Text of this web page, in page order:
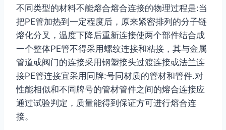
不同类型的材料不能熔合熔合连接的物理过程是:当
把PE管加热到一定程度后，原来紧密排列的分子链
熔化分叉，温度下降后重新连接使两个部件结合成
一个整体PE管不得采用螺纹连接和粘接，其与金属
管道或阀门的连接采用钢塑接头过渡连接或法兰连
接PE管连接宜采用同牌:号同材质的管材和管件.对
性能相似和不同牌号的管材管件之间的熔合连接应
通过试验判定，质量能得到保证方可进行熔合连
接。